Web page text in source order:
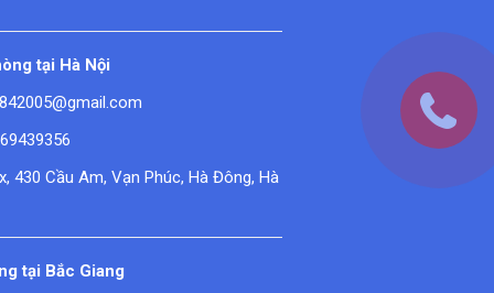
tại Hà Nội
430 Cầu Am, Vạn Phúc, Hà Đông, Hà
tại Bắc Giang